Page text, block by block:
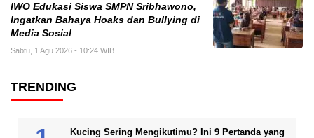
IWO Edukasi Siswa SMPN Sribhawono,
Ingatkan Bahaya Hoaks dan Bullying di
Media Sosial
Sabtu, 1 Agu 2026 - 10:24 WIB
TRENDING
Kucing Sering Mengikutimu? Ini 9 Pertanda yang